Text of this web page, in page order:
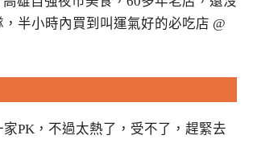
PK，不過太熱了，受不了，趕緊去